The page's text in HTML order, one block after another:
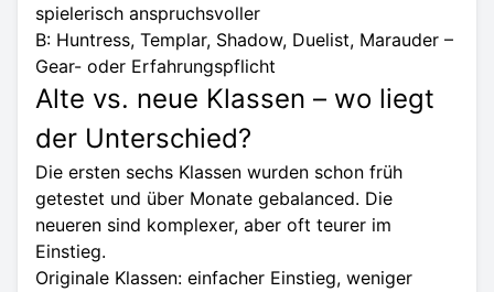
spielerisch anspruchsvoller
B: Huntress, Templar, Shadow, Duelist, Marauder –
Gear- oder Erfahrungspflicht
Alte vs. neue Klassen – wo liegt
der Unterschied?
Die ersten sechs Klassen wurden schon früh
getestet und über Monate gebalanced. Die
neueren sind komplexer, aber oft teurer im
Einstieg.
Originale Klassen: einfacher Einstieg, weniger